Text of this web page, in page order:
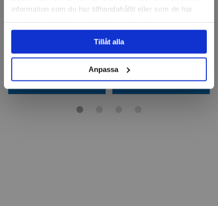
information som du har tillhandahållit eller som de har
Tillåt alla
Anpassa
Polerslipstift PFZY, AR K120
Visa
Slipstift KE, AR
Visa